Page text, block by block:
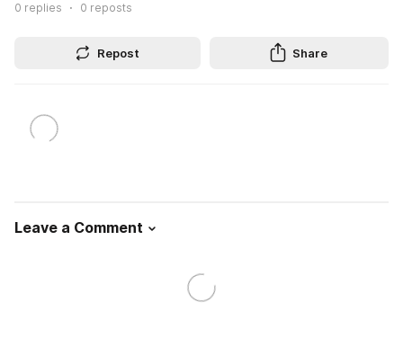
0 replies 0 reposts
Repost Share
Leave a Comment